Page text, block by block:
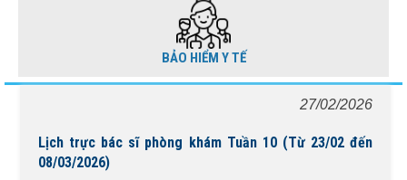
BẢO HIỂM Y TẾ
27/02/2026
Lịch trực bác sĩ phòng khám Tuần 10 (Từ 23/02 đến
08/03/2026)